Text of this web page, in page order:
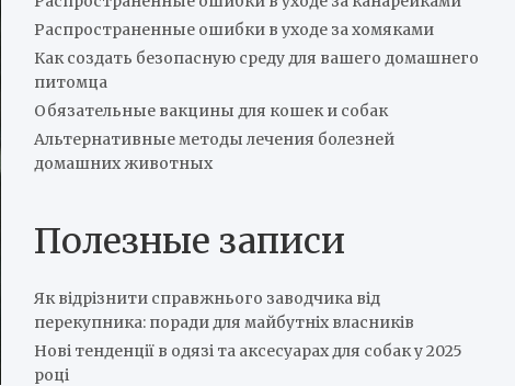
Распространенные ошибки в уходе за хомяками
Как создать безопасную среду для вашего домашнего
питомца
Обязательные вакцины для кошек и собак
Альтернативные методы лечения болезней
домашних животных
Полезные записи
Як відрізнити справжнього заводчика від
перекупника: поради для майбутніх власників
Нові тенденції в одязі та аксесуарах для собак у 2025
році